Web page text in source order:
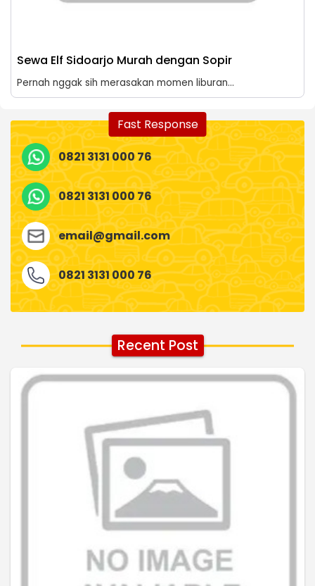
Sewa Elf Sidoarjo Murah dengan Sopir
Pernah nggak sih merasakan momen liburan...
Fast Response
0821 3131 000 76
0821 3131 000 76
email@gmail.com
0821 3131 000 76
Recent Post